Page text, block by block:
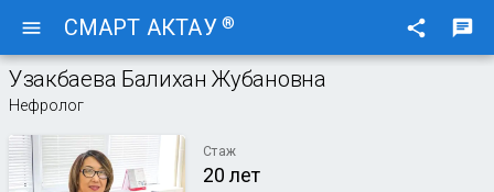
menu СМАРТ АКТАУ ® share chat
Узакбаева Балихан Жубановна
Нефролог
Стаж
20 лет